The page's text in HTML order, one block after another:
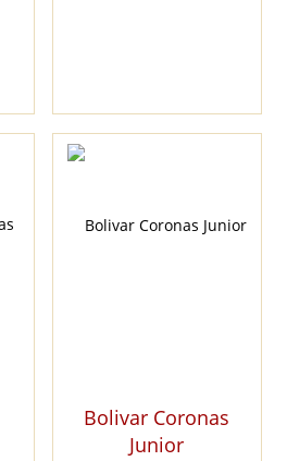
Bolivar Coronas
Junior